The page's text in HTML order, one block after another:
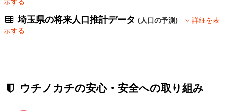
埼玉県の将来人口推計データ(人口の予測)
詳細を表
示する
ウチノカチの安心・安全への取り組み